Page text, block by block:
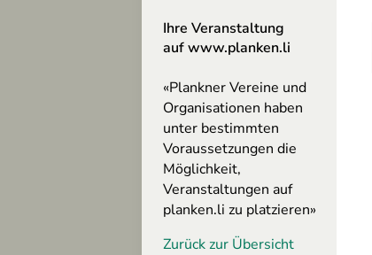
Ihre Veranstaltung
auf www.planken.li
«Plankner Vereine und
Organisationen haben
unter bestimmten
Voraussetzungen die
Möglichkeit,
Veranstaltungen auf
planken.li zu platzieren»
Zurück zur Übersicht